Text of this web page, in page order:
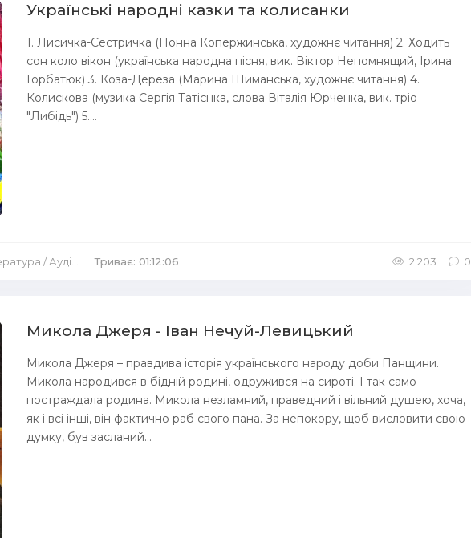
Українські народні казки та колисанки
1. Лисичка-Сестричка (Нонна Копержинська, художнє читання) 2. Ходить
сон коло вікон (українська народна пісня, вик. Віктор Непомнящий, Ірина
Горбатюк) 3. Коза-Дереза (Марина Шиманська, художнє читання) 4.
Колискова (музика Сергія Татієнка, слова Віталія Юрченка, вик. тріо
"Либідь") 5....
/Аудіокниги Дитяча література Аудіокниги для дітей
Триває: 01:12:06 2 203 0
Микола Джеря - Іван Нечуй-Левицький
Микола Джеря – правдива історія українського народу доби Панщини.
Микола народився в бідній родині, одружився на сироті. І так само
постраждала родина. Микола незламний, праведний і вільний душею, хоча,
як і всі інші, він фактично раб свого пана. За непокору, щоб висловити свою
думку, був засланий...